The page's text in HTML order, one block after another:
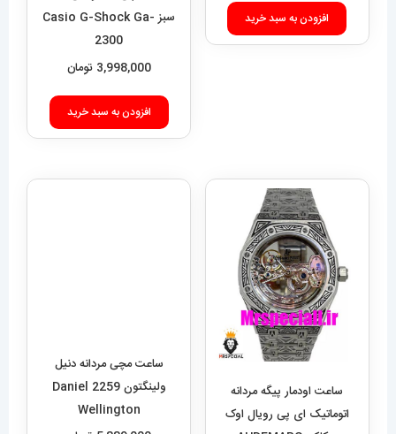
افزودن به سبد خرید
سبز Casio G-Shock Ga-
2300
3,998,000 تومان
افزودن به سبد خرید
ساعت اودمار پیگه مردانه
اتوماتیک ای پی رویال اوک
5,889,000تومان
افزودن به سبد خرید